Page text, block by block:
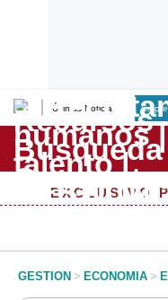
Últimas Noticias
Lo último
Peru Quiosco
Management & Empleo
EXCLUSIVO
GESTION > ECONOMIA >